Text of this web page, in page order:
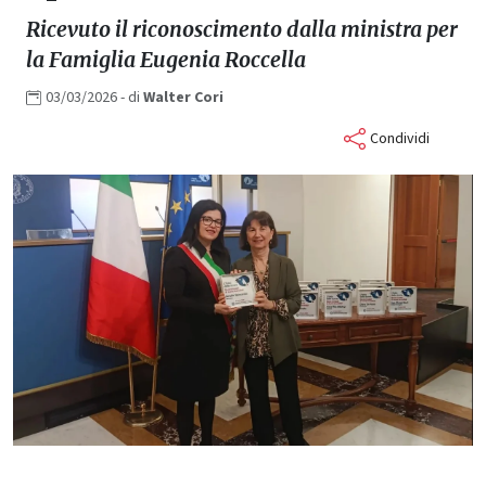
Ricevuto il riconoscimento dalla ministra per
la Famiglia Eugenia Roccella
03/03/2026- di Walter Cori
Condividi